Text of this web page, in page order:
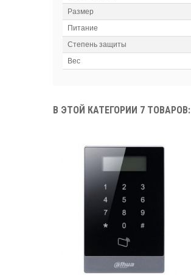
Размер
Питание
Степень защиты
Вес
В ЭТОЙ КАТЕГОРИИ 7 ТОВАРОВ: